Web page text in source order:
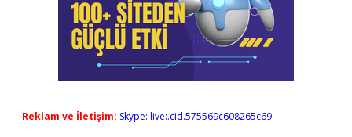
Reklam ve İletişim: Skype: live:.cid.575569c608265c69